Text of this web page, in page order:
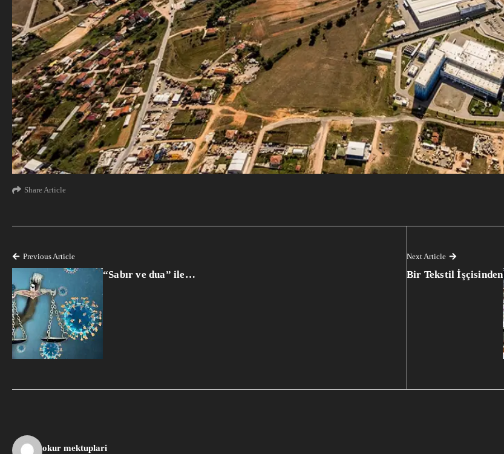
Share Article
Previous Article
“Sabır ve dua” ile…
Next Article
Bir Tekstil İşçisinden
okur mektuplari